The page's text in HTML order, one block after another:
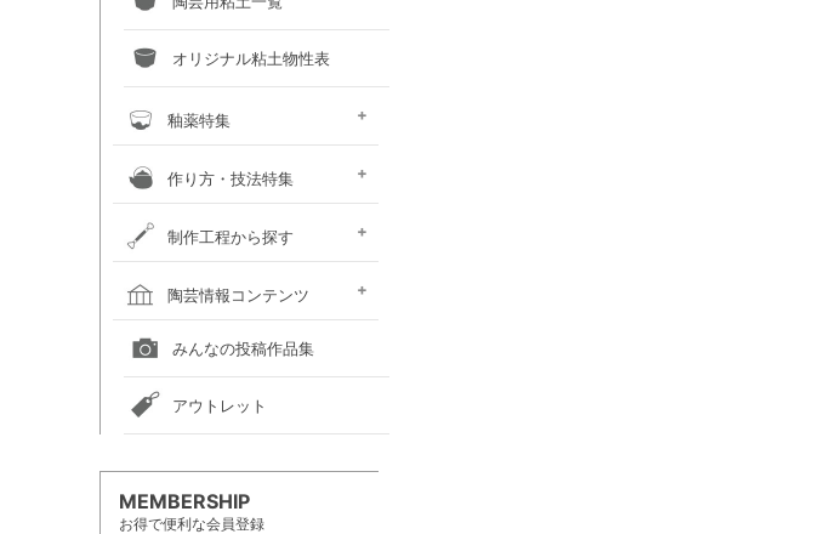
オリジナル粘土物性表
釉薬特集
釉薬との上手な交際術
粘土×釉薬 色見本
釉薬重ね掛け色見本
液体釉薬・50音順で探す
液体釉薬・色で探す
粉末釉薬・50音順で探す
粉末釉薬・色で探す
作り方・技法特集
土瓶の作り方
蚊取り線香スタンド
化粧泥装飾技法
いろいろな装飾技法
鋳込み石こう型の手順
粘土に砂や石をブレンドしてみ
よう
カボチャの小物入れ
おばけカボチャのランプ
お雛様のつくり方
制作工程から探す
粘土を準備する
成形する
作品を乾燥させる
素焼をして作品を焼き締める
釉薬以外の化粧を施す
釉薬を掛ける
作品を本焼きする
焼成後の作品をメンテナンスす
る
陶芸窯をメンテナンスする
陶芸情報コンテンツ
全国の陶芸教室一覧
全国の美術館一覧
全国の画廊一覧
オンライン陶芸店一覧
みんなの投稿作品集
アウトレット
MEMBERSHIP
お得で便利な会員登録